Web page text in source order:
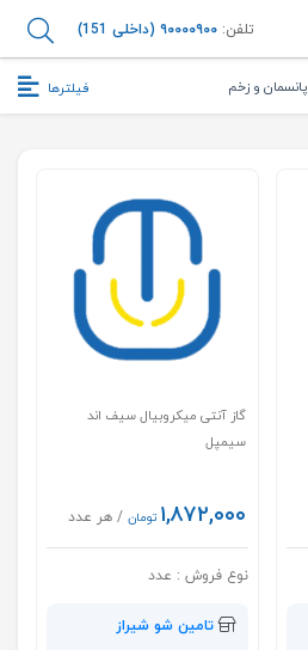
تلفن: ۹۰۰۰۰۹۰۰ (داخلی 151)
پانسمان و زخم فیلترها
گاز آنتی ميكروبيال سيف اند
سيمپل
۱,۸۷۲,۰۰۰ تومان / هر عدد
نوع فروش : عدد
تامین شو شیراز